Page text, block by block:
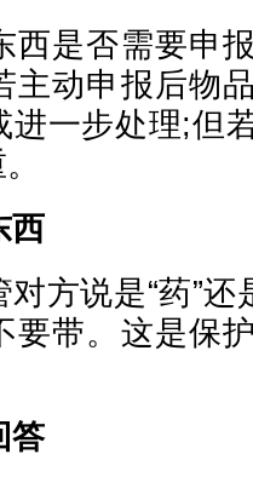
西是否需要申
主动申报后物
进一步处理;但
西
方说是“药”还
要带。这是保
答